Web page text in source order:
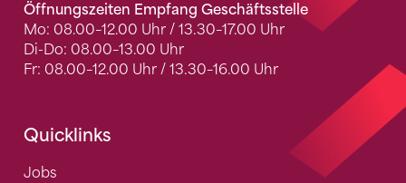
Öffnungszeiten Empfang Geschäftsstelle
Mo: 08.00–12.00 Uhr / 13.30–17.00 Uhr
Di-Do: 08.00–13.00 Uhr
Fr: 08.00–12.00 Uhr / 13.30–16.00 Uhr
Quicklinks
Jobs